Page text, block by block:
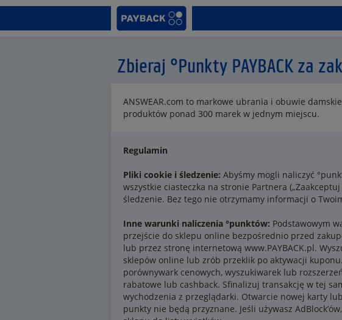
Zbieraj °Punkty PAYBACK za